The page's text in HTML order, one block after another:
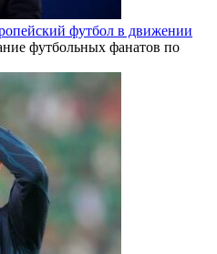
футбол в движении
футбольных фанатов по